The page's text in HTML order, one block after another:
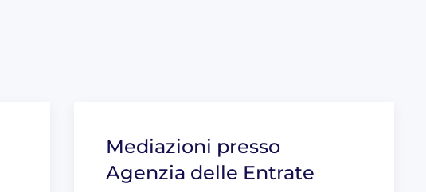
Mediazioni presso
Agenzia delle Entrate